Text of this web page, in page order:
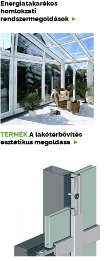
Energiatakarékos
homlokzati
rendszermegoldások
TERMÉK A lakótérbővítés
esztétikus megoldása